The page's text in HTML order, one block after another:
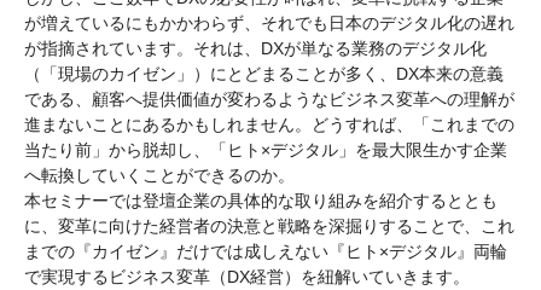
が増えているにもかかわらず、それでも日本のデジタル化の遅れ
が指摘されています。それは、DXが単なる業務のデジタル化
（「現場のカイゼン」）にとどまることが多く、DX本来の意義
である、顧客へ提供価値が変わるようなビジネス変革への理解が
進まないことにあるかもしれません。どうすれば、「これまでの
当たり前」から脱却し、「ヒト×デジタル」を最大限生かす企業
へ転換していくことができるのか。
本セミナーでは登壇企業の具体的な取り組みを紹介するととも
に、変革に向けた経営者の決意と戦略を深掘りすることで、これ
までの『カイゼン』だけでは成しえない『ヒト×デジタル』両輪
で実現するビジネス変革（DX経営）を紐解いていきます。